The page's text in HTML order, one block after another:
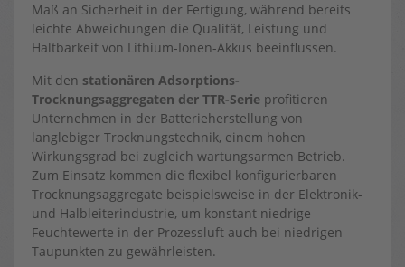
Maß an Sicherheit in der Fertigung, während bereits
leichte Abweichungen die Qualität, Leistung und
Haltbarkeit von Lithium-Ionen-Akkus beeinflussen.
Mit den stationären Adsorptions-
Trocknungsaggregaten der TTR-Serie profitieren
Unternehmen in der Batterieherstellung von
langlebiger Trocknungstechnik, einem hohen
Wirkungsgrad bei zugleich wartungsarmen Betrieb.
Zum Einsatz kommen die flexibel konfigurierbaren
Trocknungsaggregate beispielsweise in der Elektronik-
und Halbleiterindustrie, um konstant niedrige
Feuchtewerte in der Prozessluft auch bei niedrigen
Taupunkten zu gewährleisten.